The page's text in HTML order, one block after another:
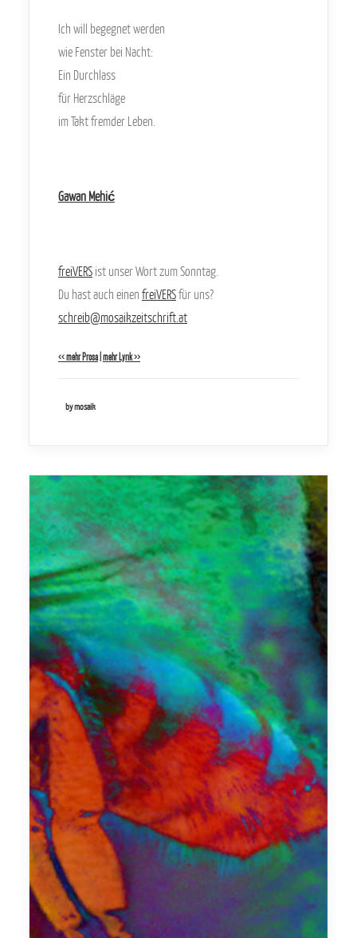
Ich will begegnet werden
wie Fenster bei Nacht:
Ein Durchlass
für Herzschläge
im Takt fremder Leben.
Gawan Mehić
freiVERS ist unser Wort zum Sonntag.
Du hast auch einen freiVERSfür uns?
schreib@mosaikzeitschrift.at
<< mehr Prosa| mehr Lyrik >>
by mosaik